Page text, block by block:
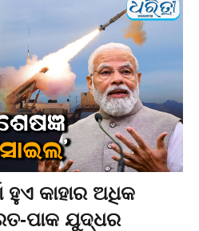
ହୁଏ କାହାର ଅଧିକ
ପାକ ଯୁଦ୍ଧର